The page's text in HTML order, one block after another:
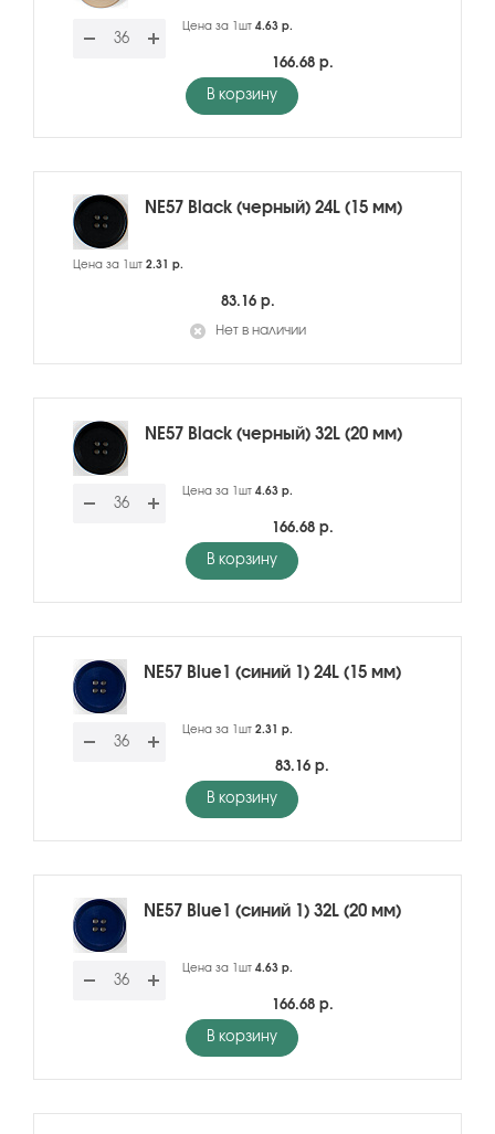
Цена за 1шт 4.63 р.
166.68 р.
В корзину
NE57 Black (черный) 24L (15 мм)
Цена за 1шт 2.31 р.
83.16 р.
Нет в наличии
NE57 Black (черный) 32L (20 мм)
Цена за 1шт 4.63 р.
166.68 р.
В корзину
NE57 Blue1 (синий 1) 24L (15 мм)
Цена за 1шт 2.31 р.
83.16 р.
В корзину
NE57 Blue1 (синий 1) 32L (20 мм)
Цена за 1шт 4.63 р.
166.68 р.
В корзину